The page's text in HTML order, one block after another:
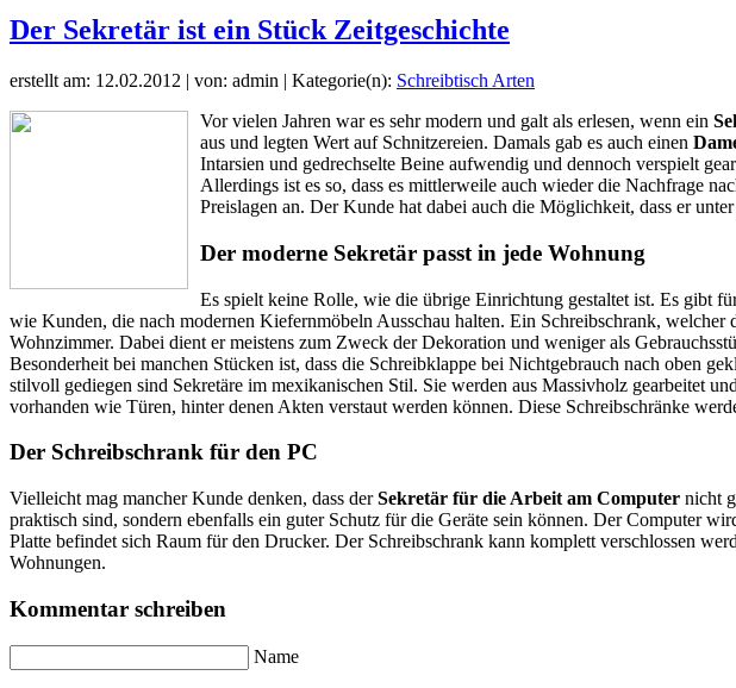
Der Sekretär ist ein Stück Zeitgeschichte
erstellt am: 12.02.2012 | von: admin | Kategorie(n): Schreibtisch Arten
Vor vielen Jahren war es sehr modern und galt als erlesen, wenn ein
aus und legten Wert auf Schnitzereien. Damals gab es auch einen
Intarsien und gedrechselte Beine aufwendig und dennoch verspielt
Allerdings ist es so, dass es mittlerweile auch wieder die Nachfrage
Preislagen an. Der Kunde hat dabei auch die Möglichkeit, dass er
Der moderne Sekretär passt in jede Wohnung
Es spielt keine Rolle, wie die übrige Einrichtung gestaltet ist. Es gibt
wie Kunden, die nach modernen Kiefernmöbeln Ausschau halten. Ein Schreibschrank,
Wohnzimmer. Dabei dient er meistens zum Zweck der Dekoration und weniger als
Besonderheit bei manchen Stücken ist, dass die Schreibklappe bei Nichtgebrauch nach oben
stilvoll gediegen sind Sekretäre im mexikanischen Stil. Sie werden aus Massivholz gearbeitet
vorhanden wie Türen, hinter denen Akten verstaut werden können. Diese Schreibschränke
Der Schreibschrank für den PC
Vielleicht mag mancher Kunde denken, dass derSekretär für die Arbeit am Computer nicht
praktisch sind, sondern ebenfalls ein guter Schutz für die Geräte sein können. Der Computer
Platte befindet sich Raum für den Drucker. Der Schreibschrank kann komplett verschlossen
Wohnungen.
Kommentar schreiben
Name